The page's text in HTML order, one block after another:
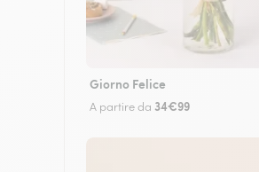
Giorno Felice
A partire da 34€99